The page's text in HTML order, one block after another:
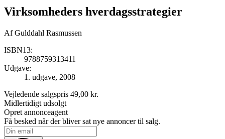
Virksomheders hverdagsstrategier
AfGulddahl Rasmussen
ISBN13:
9788759313411
Udgave:
1. udgave, 2008
Vejledende salgspris 49,00 kr.
Midlertidigt udsolgt
Opret annonceagent
Få besked når der bliver sat nye annoncer til salg.